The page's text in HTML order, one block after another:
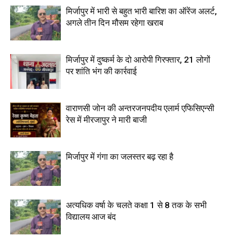
मिर्जापुर में भारी से बहुत भारी बारिश का ऑरेंज अलर्ट,
अगले तीन दिन मौसम रहेगा खराब
मिर्जापुर में दुष्कर्म के दो आरोपी गिरफ्तार, 21 लोगों
पर शांति भंग की कार्रवाई
वाराणसी जोन की अन्तरजनपदीय एलार्म एफिसिएन्सी
रेस में मीरजापुर ने मारी बाजी
मिर्जापुर में गंगा का जलस्तर बढ़ रहा है
अत्यधिक वर्षा के चलते कक्षा 1 से 8 तक के सभी
विद्यालय आज बंद